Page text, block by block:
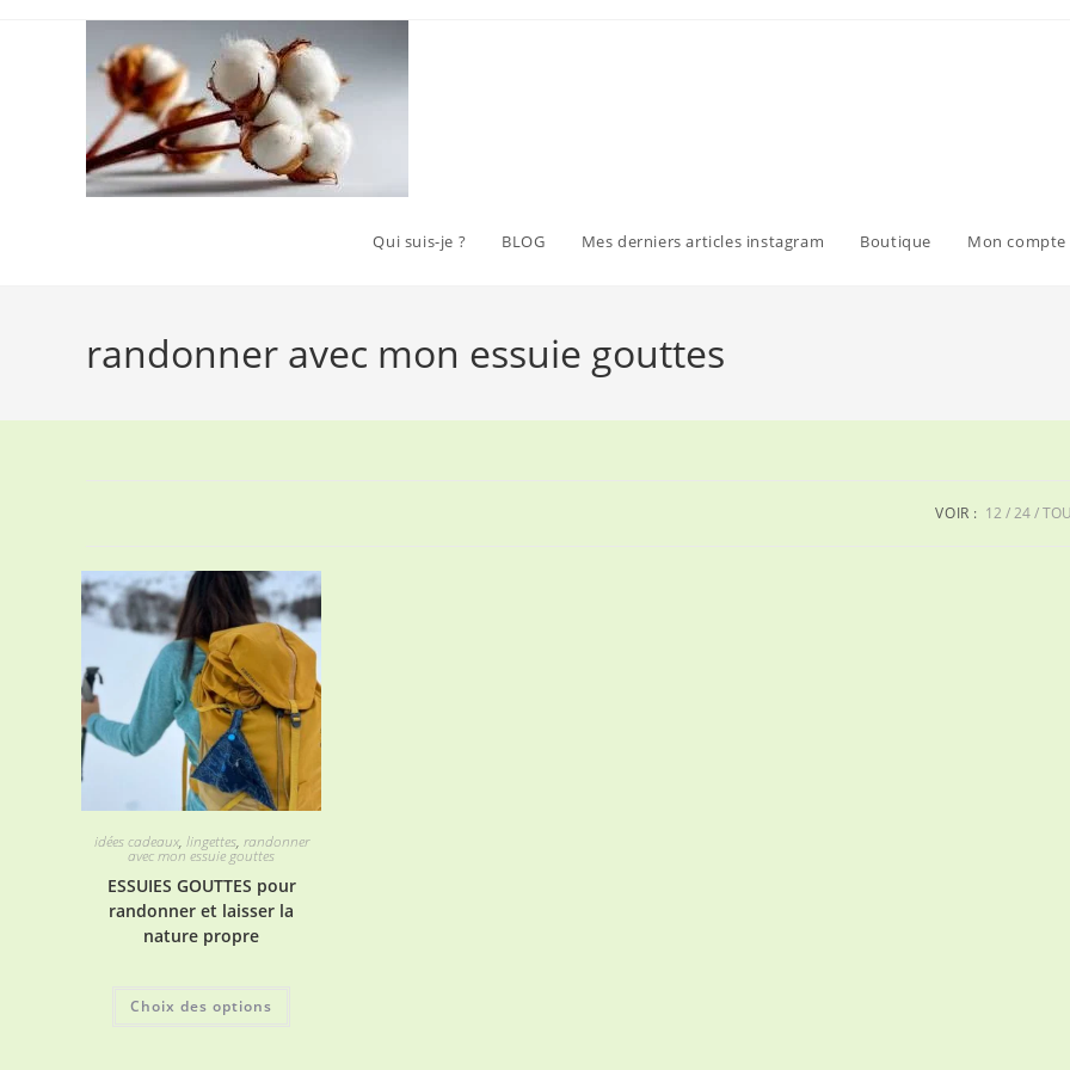
Qui suis-je ? BLOG Mes derniers articles instagram Boutique Mon compte
randonner avec mon essuie gouttes
VOIR : 12 24
idées cadeaux, lingettes, randonner
avec mon essuie gouttes
ESSUIES GOUTTES pour
randonner et laisser la
nature propre
Choix des options